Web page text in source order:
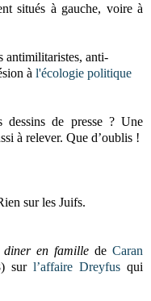
situés à gauche, voire à
antimilitaristes, anti-
à l'écologie politique
dessins de presse ? Une
à relever. Que d’oublis !
sur les Juifs.
diner en familledeCaran
sur l’affaire Dreyfus qui